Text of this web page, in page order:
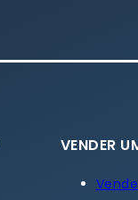
VENDER